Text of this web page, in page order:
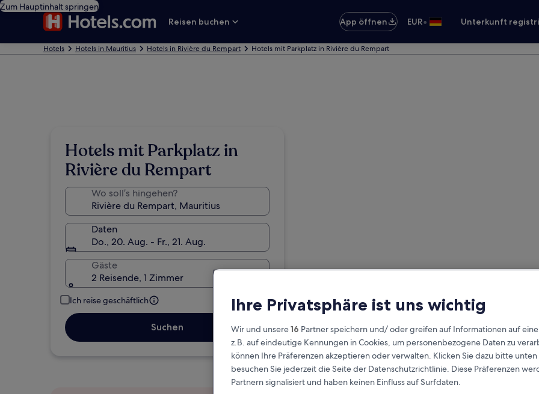
Zum Hauptinhalt springen
Reisen buchen
App öffnen EUR• Unterkunft
Hotels Hotels in Mauritius Hotels in Rivière du Rempart Hotels mit Parkplatz in Rivière du Rempart
Hotels mit Parkplatz in
Rivière du Rempart
Wo soll’s hingehen?
Daten
Do., 20. Aug. - Fr., 21. Aug.
Gäste
2 Reisende, 1 Zimmer
Ich reise geschäftlich
Suchen
Ihre Privatsphäre ist uns wichtig
Wir und unsere16 Partner speichern und/ oder greifen auf Informationen auf
z.B. auf eindeutige Kennungen in Cookies, um personenbezogene Daten zu
können Ihre Präferenzen akzeptieren oder verwalten. Klicken Sie dazu bitte
besuchen Sie jederzeit die Seite der Datenschutzrichtlinie. Diese Präferenzen
Partnern signalisiert und haben keinen Einfluss auf Surfdaten.